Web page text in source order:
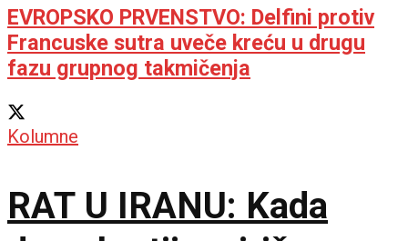
maksimum!
EVROPSKO PRVENSTVO: Delfini protiv
Francuske sutra uveče kreću u drugu
fazu grupnog takmičenja
Kolumne
RAT U IRANU: Kada